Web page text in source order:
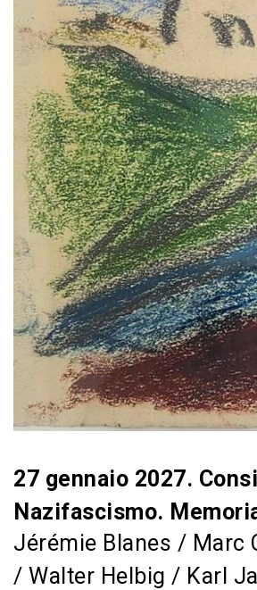
27 gennaio 2027.
Nazifascismo.
Jérémie Blanes / Marc
/ Walter Helbig / Karl